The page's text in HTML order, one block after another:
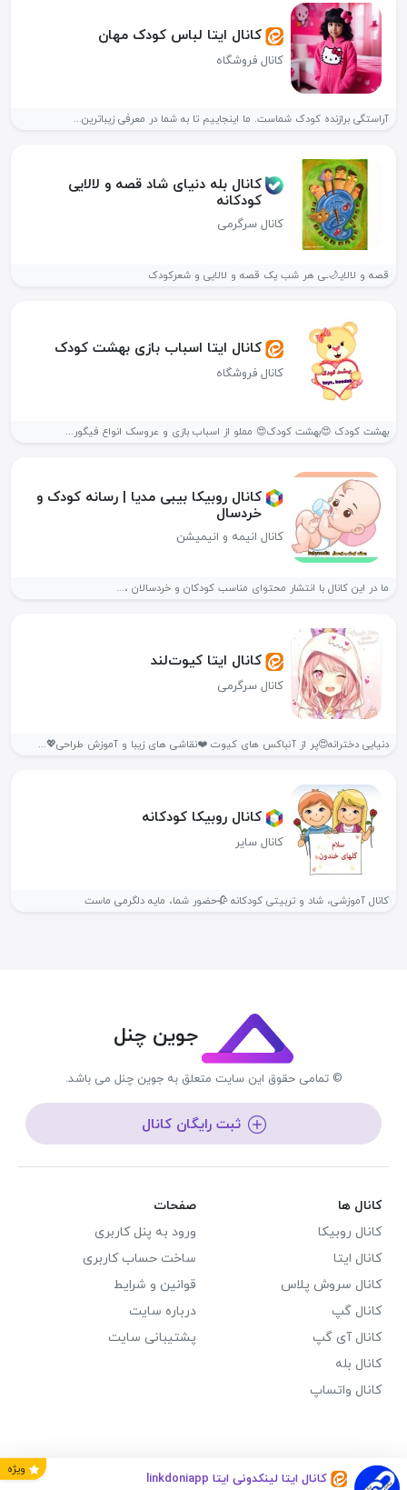
کانال ایتا لباس کودک مهان
کانال فروشگاه
آراستگی برازنده کودک شماست. ما اینجاییم تا به شما در معرفی زیباترین...
کانال بله دنیای شاد قصه و لالایی
کودکانه
کانال سرگرمی
قصه و لالایـ🌙ـی هر شب یک قصه و لالایی و شعرکودک
کانال ایتا اسباب بازی بهشت کودک
کانال فروشگاه
بهشت کودک 😍بهشت کودک😍 مملو از اسباب بازی و عروسک انواع فیگور...
کانال روبیکا بیبی مدیا | رسانه کودک و
خردسال
کانال انیمه و انیمیشن
ما در این کانال با انتشار محتوای مناسب کودکان و خردسالان ،...
کانال ایتا کیوت‌‌لند
کانال سرگرمی
دنیایی دخترانه😍پر از آنباکس های کیوت ❤️نقاشی های زیبا و آموزش طراحی💖...
کانال روبیکا کودکانه
کانال سایر
کانال آموزشی، شاد و تربیتی کودکانه 🥀حضور شما، مایه دلگرمی ماست
جوین چنل
© تمامی حقوق این سایت متعلق به جوین چنل می باشد.
ثبت رایگان کانال
کانال ها
کانال روبیکا
کانال ایتا
کانال سروش پلاس
کانال گپ
کانال آی گپ
کانال بله
کانال واتساپ
صفحات
ورود به پنل کاربری
ساخت حساب کاربری
قوانین و شرایط
درباره سایت
پشتیبانی سایت
ویژه
کانال ایتا لینکدونی ایتا linkdoniapp